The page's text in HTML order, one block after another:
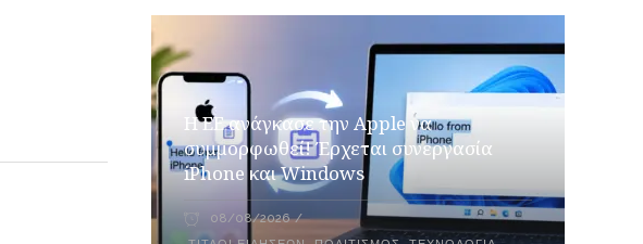
H ΕΕ ανάγκασε την Apple να
συμμορφωθεί! Έρχεται συνεργασία
iPhone και Windows
08/08/2026